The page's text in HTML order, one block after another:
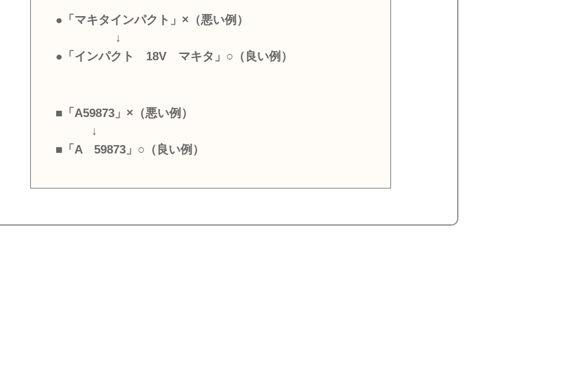
●「マキタインパクト」×（悪い例）
↓
●「インパクト 18V マキタ」○（良い例）
■「A59873」×（悪い例）
↓
■「A 59873」○（良い例）